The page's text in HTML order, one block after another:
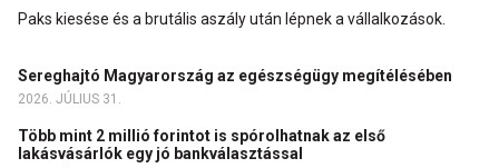
Paks kiesése és a brutális aszály után lépnek a vállalkozások.
Sereghajtó Magyarország az egészségügy megítélésében
2026. JÚLIUS 31.
Több mint 2 millió forintot is spórolhatnak az első
lakásvásárlók egy jó bankválasztással